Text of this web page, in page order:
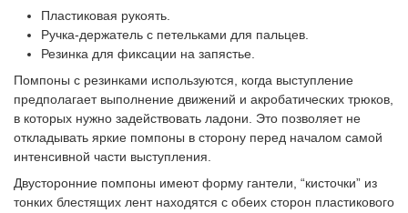
Пластиковая рукоять.
Ручка-держатель с петельками для пальцев.
Резинка для фиксации на запястье.
Помпоны с резинками используются, когда выступление
предполагает выполнение движений и акробатических трюков,
в которых нужно задействовать ладони. Это позволяет не
откладывать яркие помпоны в сторону перед началом самой
интенсивной части выступления.
Двусторонние помпоны имеют форму гантели, “кисточки” из
тонких блестящих лент находятся с обеих сторон пластикового